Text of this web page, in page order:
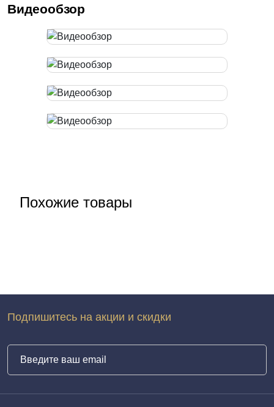
Видеообзор
Похожие товары
Подпишитесь на акции и скидки